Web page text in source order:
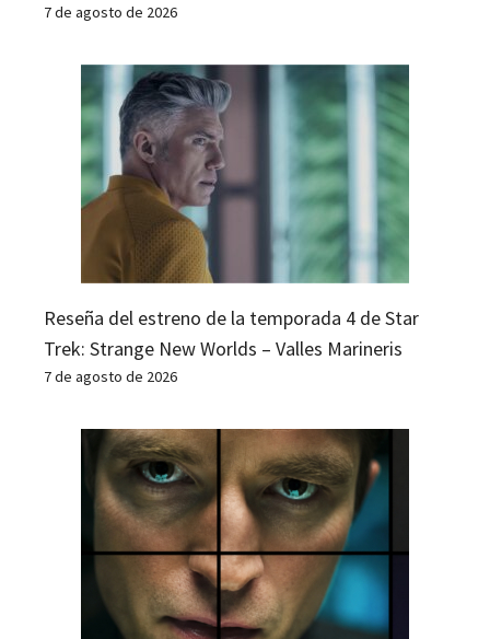
7 de agosto de 2026
Reseña del estreno de la temporada 4 de Star
Trek: Strange New Worlds – Valles Marineris
7 de agosto de 2026